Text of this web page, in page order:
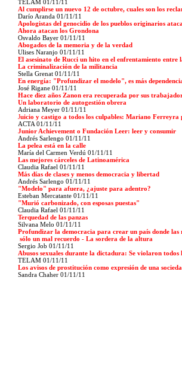
TELAM 01/11/11
Al cumplirse un nuevo 12 de octubre, cuales son los
Darío Aranda 01/11/11
Apologistas del genocidio de los pueblos originarios
Ahora atacan los Grondona
Osvaldo Bayer 01/11/11
Abogados de la memoria y de la verdad
Ulises Naranjo 01/11/11
El asesinato de Rucci un hito en el enfrentamiento
La criminalización de la militancia
Stella Grenat 01/11/11
En energía: "Profundizar el modelo", es más
José Rigane 01/11/11
Hace diez años Zanon era recuperada por sus
Un laboratorio de autogestión obrera
Adriana Meyer 01/11/11
Juicio y castigo a todos los culpables: Mariano Ferreyra
ACTA 01/11/11
Junior Achievement o Fundación Leer: leer y consumir
Andrés Sarlengo 01/11/11
La pelea está en la calle
María del Carmen Verdú 01/11/11
Las mejores cárceles de Latinoamérica
Claudia Rafael 01/11/11
Más días de clases y menos democracia y libertad
Andrés Sarlengo 01/11/11
"Modelo" para afuera, ¿ajuste para adentro?
Esteban Mercatante 01/11/11
"Murió carbonizado, con esposas puestas"
Claudia Rafael 01/11/11
Terquedad de las panzas
Silvana Melo 01/11/11
Profundizar la democracia para crear un país donde las
sólo un mal recuerdo - La sordera de la altura
Sergio Job 01/11/11
Abusos sexuales durante la dictadura: Se violaron todos
TELAM 01/11/11
Los avisos de prostitución como expresión de una
Sandra Chaher 01/11/11